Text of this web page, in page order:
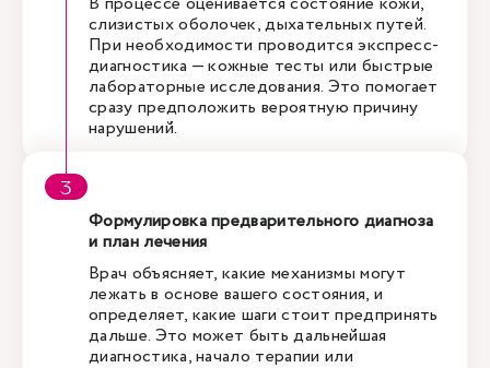
слизистых оболочек, дыхательных путей.
При необходимости проводится экспресс-
диагностика — кожные тесты или быстрые
лабораторные исследования. Это помогает
сразу предположить вероятную причину
нарушений.
Формулировка предварительного диагноза
и план лечения
Врач объясняет, какие механизмы могут
лежать в основе вашего состояния, и
определяет, какие шаги стоит предпринять
дальше. Это может быть дальнейшая
диагностика, начало терапии или